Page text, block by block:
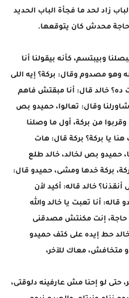
زاد لحد ما فجأة الباب الحديد
حاجة محدش كان يتوقعها.
وبيبتسم، كأنه بيقولنا أنا
وهو مصدوم وقال: بركة؟ إيه اللى
ده؟ خالد قال: أنا مبقتش فاهم
وقال: تعالوا، حميدو بص
من بركة، أول ما وصلنا
يا بركة؟ بركة قال: هات
حميدو بص لخالد، خالد طلع
بركة خدها ومشى، حميدو قال:
خالد قاله: أكيد لأن
أنا تعبت يا خالد والله
إنت مكنتش مصدقنى
حط إيده على كتف حميدو
متخافش، معاك للآخر،
حتى لو إحنا مش عارفينه دلوقتى،